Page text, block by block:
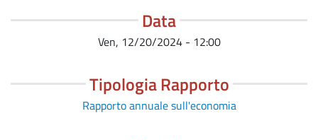
Data
Ven, 12/20/2024 - 12:00
Tipologia Rapporto
Rapporto annuale sull'economia